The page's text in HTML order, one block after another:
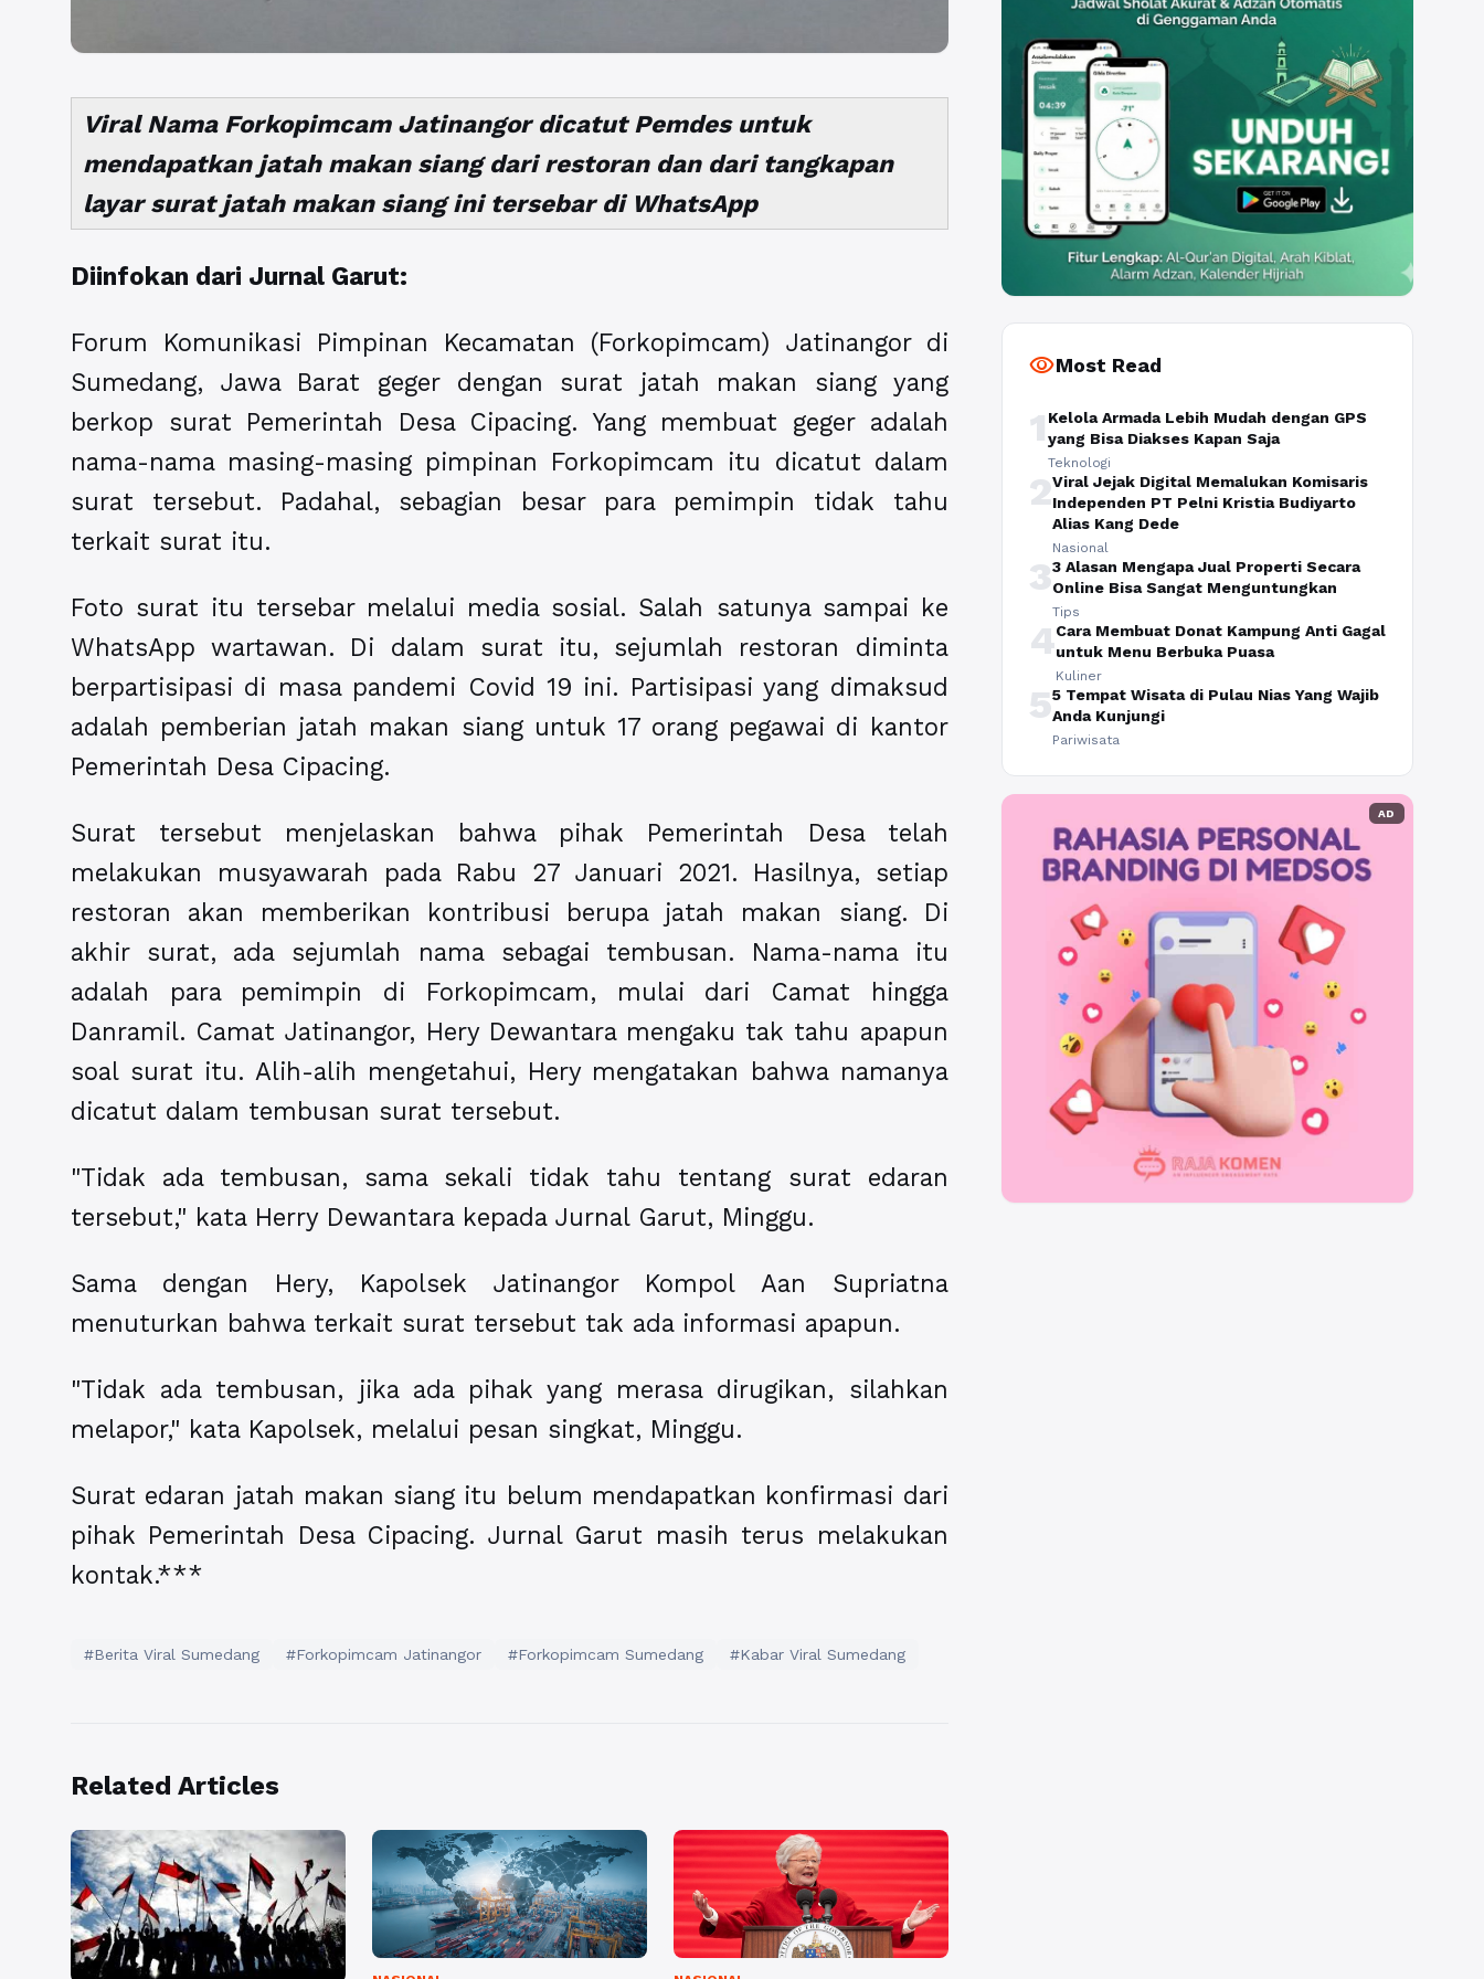
Viral Nama Forkopimcam Jatinangor dicatut Pemdes untuk
mendapatkan jatah makan siang dari restoran dan dari tangkapan
layar surat jatah makan siang ini tersebar di WhatsApp
Diinfokan dari Jurnal Garut:
Forum Komunikasi Pimpinan Kecamatan (Forkopimcam) Jatinangor di
Sumedang, Jawa Barat geger dengan surat jatah makan siang yang
berkop surat Pemerintah Desa Cipacing. Yang membuat geger adalah
nama-nama masing-masing pimpinan Forkopimcam itu dicatut dalam
surat tersebut. Padahal, sebagian besar para pemimpin tidak tahu
terkait surat itu.
Foto surat itu tersebar melalui media sosial. Salah satunya sampai ke
WhatsApp wartawan. Di dalam surat itu, sejumlah restoran diminta
berpartisipasi di masa pandemi Covid 19 ini. Partisipasi yang dimaksud
adalah pemberian jatah makan siang untuk 17 orang pegawai di kantor
Pemerintah Desa Cipacing.
Surat tersebut menjelaskan bahwa pihak Pemerintah Desa telah
melakukan musyawarah pada Rabu 27 Januari 2021. Hasilnya, setiap
restoran akan memberikan kontribusi berupa jatah makan siang. Di
akhir surat, ada sejumlah nama sebagai tembusan. Nama-nama itu
adalah para pemimpin di Forkopimcam, mulai dari Camat hingga
Danramil. Camat Jatinangor, Hery Dewantara mengaku tak tahu apapun
soal surat itu. Alih-alih mengetahui, Hery mengatakan bahwa namanya
dicatut dalam tembusan surat tersebut.
"Tidak ada tembusan, sama sekali tidak tahu tentang surat edaran
tersebut," kata Herry Dewantara kepada Jurnal Garut, Minggu.
Sama dengan Hery, Kapolsek Jatinangor Kompol Aan Supriatna
menuturkan bahwa terkait surat tersebut tak ada informasi apapun.
"Tidak ada tembusan, jika ada pihak yang merasa dirugikan, silahkan
melapor," kata Kapolsek, melalui pesan singkat, Minggu.
Surat edaran jatah makan siang itu belum mendapatkan konfirmasi dari
pihak Pemerintah Desa Cipacing. Jurnal Garut masih terus melakukan
kontak.***
#Berita Viral Sumedang #Forkopimcam Jatinangor #Forkopimcam Sumedang #Kabar Viral Sumedang
Related Articles
visibilityMost Read
1 Kelola Armada Lebih Mudah dengan GPS
yang Bisa Diakses Kapan Saja
Teknologi
2Viral Jejak Digital Memalukan Komisaris
Independen PT Pelni Kristia Budiyarto
Alias Kang Dede
Nasional
33 Alasan Mengapa Jual Properti Secara
Online Bisa Sangat Menguntungkan
Tips
4Cara Membuat Donat Kampung Anti Gagal
untuk Menu Berbuka Puasa
Kuliner
55 Tempat Wisata di Pulau Nias Yang Wajib
Anda Kunjungi
Pariwisata
AD